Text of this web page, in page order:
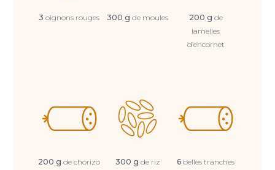
3 oignons rouges 300 g de moules 200 g de
lamelles
d’encornet
200 g de chorizo
300 g de riz
6 belles tranches